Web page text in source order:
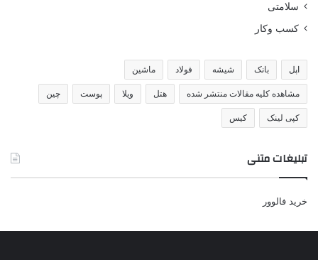
سلامتی
کسب وکار
اپل بانک شیشه فولاد ماشین
مشاهده کلیه مقالات منتشر شده هتل ویلا پوست چین
کپی لینک کیس
تبلیغات متنی
خرید فالوور